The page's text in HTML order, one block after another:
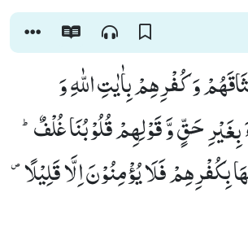
وَ كُفْرِهِمْ بِاٰیٰتِ اللّٰهِ وَ
بِغَیْرِ حَقٍّ وَّ قَوْلِهِمْ قُلُوْبُنَا غُلْفٌؕ-
بِكُفْرِهِمْ فَلَا یُؤْمِنُوْنَ اِلَّا قَلِیْلًا۪